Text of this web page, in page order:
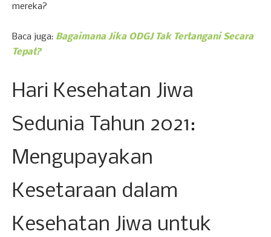
mereka?
Baca juga: Bagaimana Jika ODGJ Tak Tertangani Secara
Tepat?
Hari Kesehatan Jiwa
Sedunia Tahun 2021:
Mengupayakan
Kesetaraan dalam
Kesehatan Jiwa untuk